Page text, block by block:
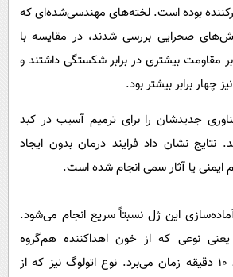
بوده است. لخته‌های مهندسی‌شده‌ای که
صحرایی بررسی شدند، در مقایسه با
طبیعی ۱۳ برابر مقاومت بیشتری در برابر شکستگی داشتند و
چهار برابر بیشتر بود.
جدیدشان را برای ترمیم آسیب در کبد
نشان داد فرایند درمان بدون ایجاد
یا آثار سمی انجام شده است.
این ژل نسبتاً سریع انجام می‌شود.
نوعی که از خون اهداکننده هم‌گروه
استفاده می‌کند، حدود ۱۰ دقیقه زمان می‌برد. نوع اتولوگ نیز که از